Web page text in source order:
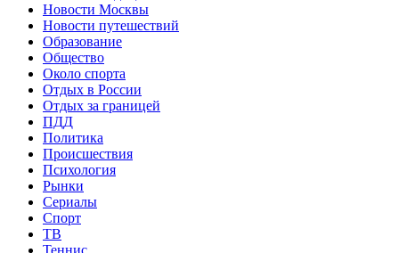
Новости Москвы
Новости путешествий
Образование
Общество
Около спорта
Отдых в России
Отдых за границей
ПДД
Политика
Происшествия
Психология
Рынки
Сериалы
Спорт
ТВ